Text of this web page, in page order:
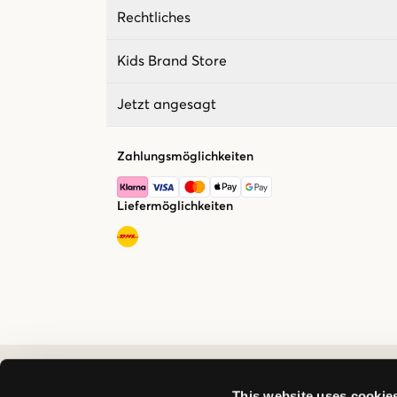
Rechtliches
Kids Brand Store
Jetzt angesagt
Zahlungsmöglichkeiten
Liefermöglichkeiten